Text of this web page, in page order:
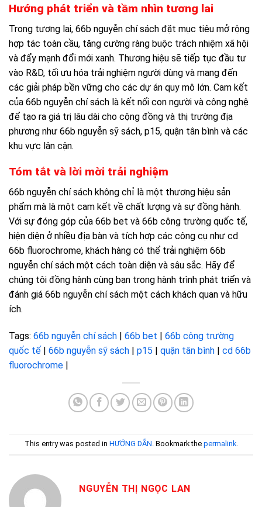
Hướng phát triển và tầm nhìn tương lai
Trong tương lai, 66b nguyễn chí sách đặt mục tiêu mở rộng
hợp tác toàn cầu, tăng cường ràng buộc trách nhiệm xã hội
và đẩy mạnh đổi mới xanh. Thương hiệu sẽ tiếp tục đầu tư
vào R&D, tối ưu hóa trải nghiệm người dùng và mang đến
các giải pháp bền vững cho các dự án quy mô lớn. Cam kết
của 66b nguyễn chí sách là kết nối con người và công nghệ
để tạo ra giá trị lâu dài cho cộng đồng và thị trường địa
phương như 66b nguyễn sỹ sách, p15, quận tân bình và các
khu vực lân cận.
Tóm tắt và lời mời trải nghiệm
66b nguyễn chí sách không chỉ là một thương hiệu sản
phẩm mà là một cam kết về chất lượng và sự đồng hành.
Với sự đóng góp của 66b bet và 66b công trường quốc tế,
hiện diện ở nhiều địa bàn và tích hợp các công cụ như cd
66b fluorochrome, khách hàng có thể trải nghiệm 66b
nguyễn chí sách một cách toàn diện và sâu sắc. Hãy để
chúng tôi đồng hành cùng bạn trong hành trình phát triển và
đánh giá 66b nguyễn chí sách một cách khách quan và hữu
ích.
Tags: 66b nguyễn chí sách | 66b bet | 66b công trường
quốc tế | 66b nguyễn sỹ sách | p15 | quận tân bình | cd 66b
fluorochrome |
This entry was posted in HƯỚNG DẪN. Bookmark the permalink.
NGUYỄN THỊ NGỌC LAN